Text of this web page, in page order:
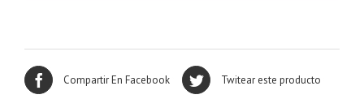
Compartir En Facebook Twitear este producto